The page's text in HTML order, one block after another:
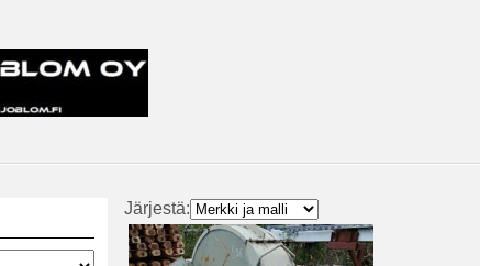
Järjestä: